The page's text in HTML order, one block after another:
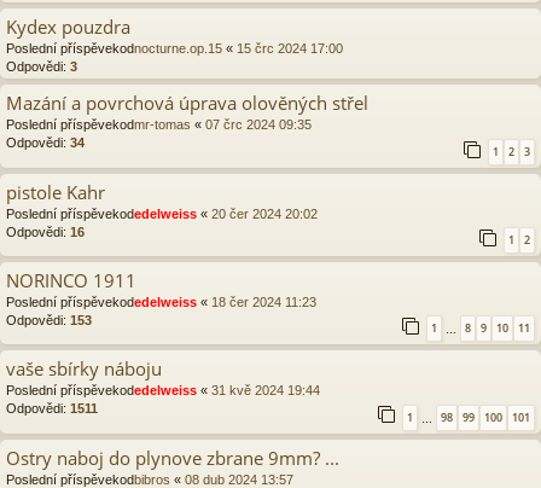
Kydex pouzdra
Poslední příspěvekodnocturne.op.15 « 15 črc 2024 17:00
Odpovědi: 3
Mazání a povrchová úprava olověných střel
Poslední příspěvekodmr-tomas « 07 črc 2024 09:35
Odpovědi: 34
1 2 3
pistole Kahr
Poslední příspěvekodedelweiss « 20 čer 2024 20:02
Odpovědi: 16
1 2
NORINCO 1911
Poslední příspěvekodedelweiss « 18 čer 2024 11:23
Odpovědi: 153
1 … 8 9 10 11
vaše sbírky náboju
Poslední příspěvekodedelweiss « 31 kvě 2024 19:44
Odpovědi: 1511
1 98 99 100 101
Ostry naboj do plynove zbrane 9mm? ...
Poslední příspěvekodbibros « 08 dub 2024 13:57